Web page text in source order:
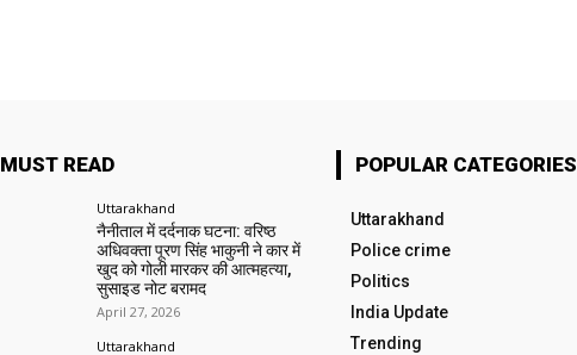
MUST READ
Uttarakhand
नैनीताल में दर्दनाक घटना: वरिष्ठ
अधिवक्ता पूरण सिंह भाकुनी ने कार में
खुद को गोली मारकर की आत्महत्या,
सुसाइड नोट बरामद
April 27, 2026
Uttarakhand
POPULAR CATEGORIES
Uttarakhand
Police crime
Politics
India Update
Trending